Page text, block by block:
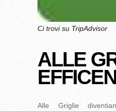
Ci trovi su TripAdvisor
ALLE
Alle Griglie